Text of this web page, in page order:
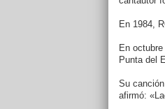
En 1984,
En
Punta del
Su
afirmó: